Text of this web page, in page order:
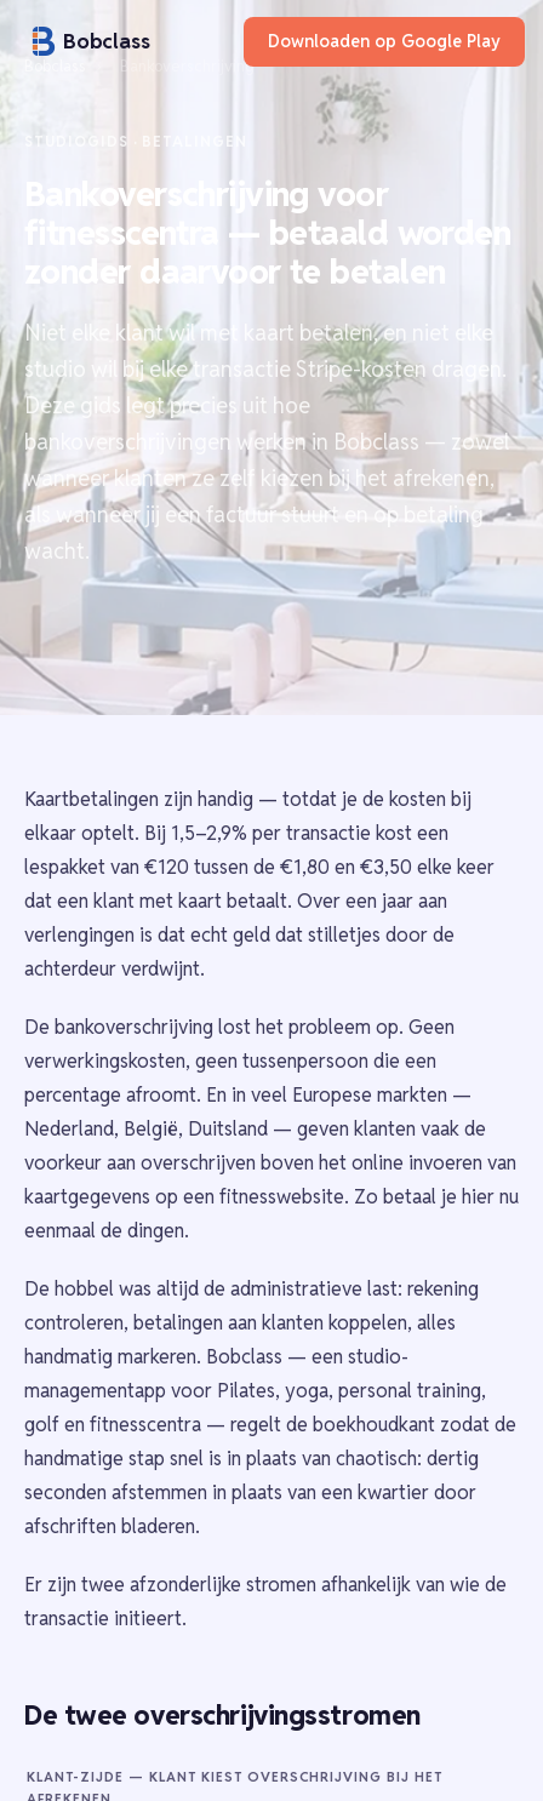
Bobclass Downloaden op Google Play
Bankoverschrijving
STUDIOGIDS · BETALINGEN
Bankoverschrijving voor
fitnesscentra — betaald worden
zonder daarvoor te betalen
Niet elke klant wil met kaart betalen, en niet elke
studio wil bij elke transactie Stripe-kosten dragen.
Deze gids legt precies uit hoe
bankoverschrijvingen werken in Bobclass — zowel
wanneer klanten ze zelf kiezen bij het afrekenen,
als wanneer jij een factuur stuurt en op betaling
wacht.
Kaartbetalingen zijn handig — totdat je de kosten bij
elkaar optelt. Bij 1,5–2,9% per transactie kost een
lespakket van €120 tussen de €1,80 en €3,50 elke keer
dat een klant met kaart betaalt. Over een jaar aan
verlengingen is dat echt geld dat stilletjes door de
achterdeur verdwijnt.
De bankoverschrijving lost het probleem op. Geen
verwerkingskosten, geen tussenpersoon die een
percentage afroomt. En in veel Europese markten —
Nederland, België, Duitsland — geven klanten vaak de
voorkeur aan overschrijven boven het online invoeren van
kaartgegevens op een fitnesswebsite. Zo betaal je hier nu
eenmaal de dingen.
De hobbel was altijd de administratieve last: rekening
controleren, betalingen aan klanten koppelen, alles
handmatig markeren. Bobclass — een studio-
managementapp voor Pilates, yoga, personal training,
golf en fitnesscentra — regelt de boekhoudkant zodat de
handmatige stap snel is in plaats van chaotisch: dertig
seconden afstemmen in plaats van een kwartier door
afschriften bladeren.
Er zijn twee afzonderlijke stromen afhankelijk van wie de
transactie initieert.
De twee overschrijvingsstromen
KLANT-ZIJDE — KLANT KIEST OVERSCHRIJVING BIJ HET